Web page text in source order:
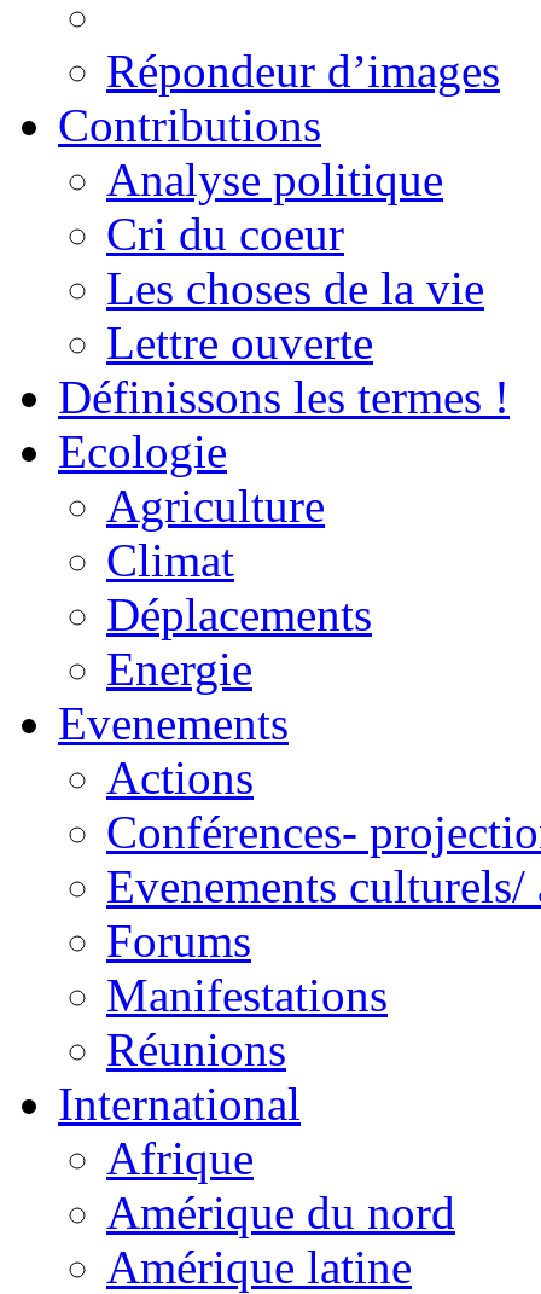
Répondeur d’images
Contributions
Analyse politique
Cri du coeur
Les choses de la vie
Lettre ouverte
Définissons les termes !
Ecologie
Agriculture
Climat
Déplacements
Energie
Evenements
Actions
Conférences-
Evenements culturels/
Forums
Manifestations
Réunions
International
Afrique
Amérique du nord
Amérique latine